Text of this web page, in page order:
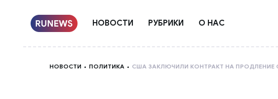
НОВОСТИ РУБРИКИ О НАС
НОВОСТИ ПОЛИТИКА США ЗАКЛЮЧИЛИ КОНТРАКТ НА ПРОДЛЕНИЕ